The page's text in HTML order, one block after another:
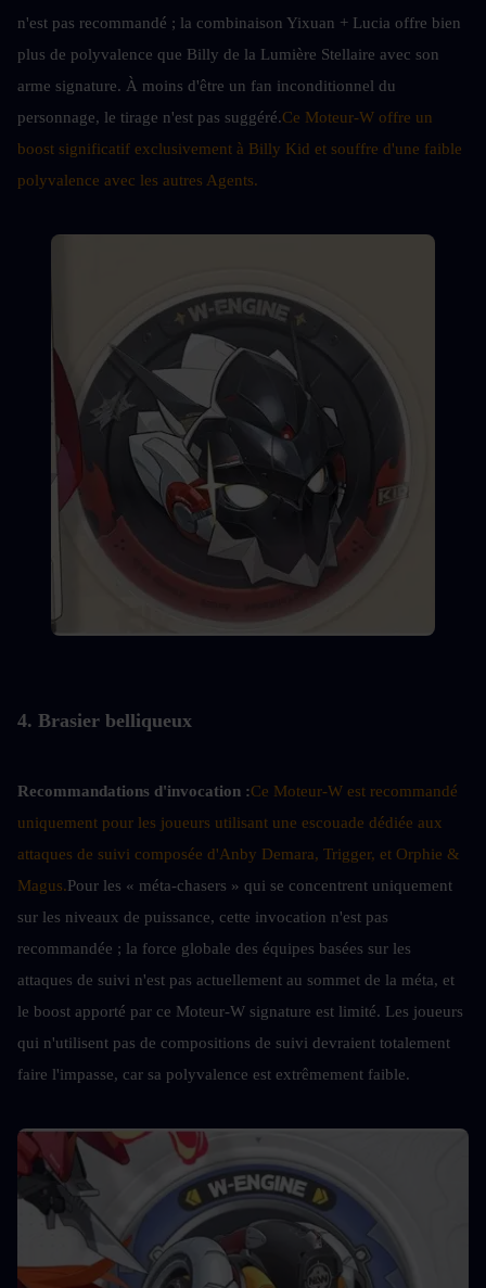
n'est pas recommandé ; la combinaison Yixuan + Lucia offre bien
plus de polyvalence que Billy de la Lumière Stellaire avec son
arme signature. À moins d'être un fan inconditionnel du
personnage, le tirage n'est pas suggéré.Ce Moteur-W offre un
boost significatif exclusivement à Billy Kid et souffre d'une faible
polyvalence avec les autres Agents.
4. Brasier belliqueux
Recommandations d'invocation :Ce Moteur-W est recommandé
uniquement pour les joueurs utilisant une escouade dédiée aux
attaques de suivi composée d'Anby Demara, Trigger, et Orphie &
Magus.Pour les « méta-chasers » qui se concentrent uniquement
sur les niveaux de puissance, cette invocation n'est pas
recommandée ; la force globale des équipes basées sur les
attaques de suivi n'est pas actuellement au sommet de la méta, et
le boost apporté par ce Moteur-W signature est limité. Les joueurs
qui n'utilisent pas de compositions de suivi devraient totalement
faire l'impasse, car sa polyvalence est extrêmement faible.